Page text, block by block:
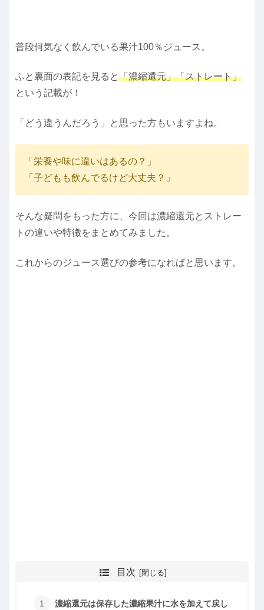
普段何気なく飲んでいる果汁100％ジュース。
ふと裏面の表記を見ると「濃縮還元」「ストレート」
という記載が！
「どう違うんだろう」と思った方もいますよね。
「栄養や味に違いはあるの？」
「子どもも飲んでるけど大丈夫？」
そんな疑問をもった方に、今回は濃縮還元とストレー
トの違いや特徴をまとめてみました。
これからのジュース選びの参考になればと思います。
目次
濃縮還元は保存した濃縮果汁に水を加えて戻し